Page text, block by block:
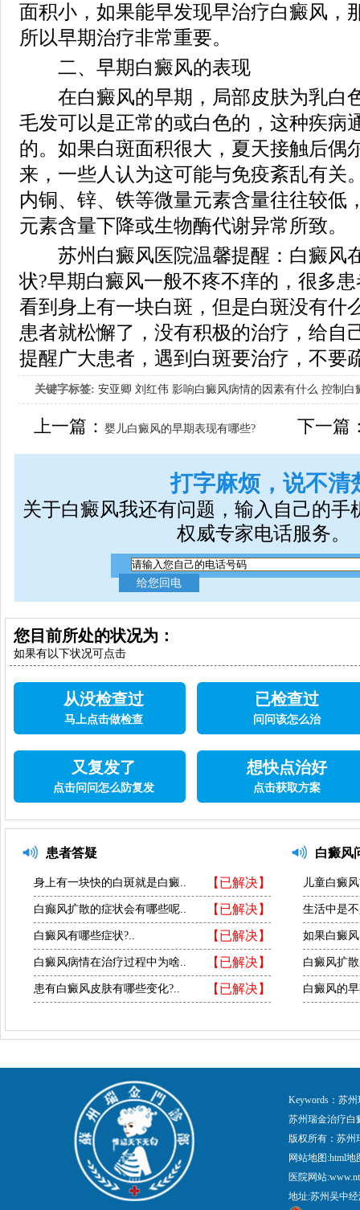
面积小，如果能早发现早治疗白癜风，
所以早期治疗非常重要。
二、早期白癜风的表现
在白癜风的早期，局部皮肤为乳白
毛发可以是正常的或白色的，这种疾病
的。如果白斑面积很大，夏天接触后偶
来，一些人认为这可能与免疫紊乱有关
内铜、锌、铁等微量元素含量往往较低
元素含量下降或生物酶代谢异常所致。
苏州白癜风医院温馨提醒：白癜风
状?早期白癜风一般不疼不痒的，很多
看到身上有一块白斑，但是白斑没有什
患者就松懈了，没有积极的治疗，给自
提醒广大患者，遇到白斑要治疗，不要
关键字标签: 安亚卿 刘红伟 影响白癜风病情的因素有什么 控制白
女生应该如何治疗呢
上一篇：婴儿白癜风的早期表现有哪些? 下一篇
打字麻烦，说不清
关于白癜风我还有问题，输入自己的手
权威专家电话服务。
您目前所处的状况为：
如果有以下状况可点击
从没检查过
马上点击做检查
已检查过
问问该怎么治
又复发了
点击问问怎么防复发
想快点治好
点击获取方案
患者答疑
【已解决】
身上有一块快的白斑就是白癜..
【已解决】
白癫风扩散的症状会有哪些呢..
【已解决】
白癜风有哪些症状?..
【已解决】
白癜风病情在治疗过程中为啥..
【已解决】
患有白癜风皮肤有哪些变化?..
白癜风
儿童白癜
生活中是
如果白癜
白癜风扩
白癜风的
Keywords：苏
苏州瑞金治疗白
版权所有：苏
网站地图:html地
医院网站
地址:苏州吴中